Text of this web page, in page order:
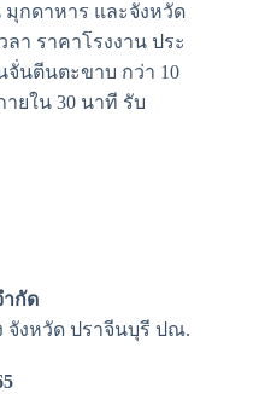
กดาหาร และจังหวัด
า ราคาโรงงาน ประ
จั่นตีนตะขาบ กว่า 10
ายใน 30 นาที รับ
กัด
จังหวัด ปราจีนบุรี ปณ.